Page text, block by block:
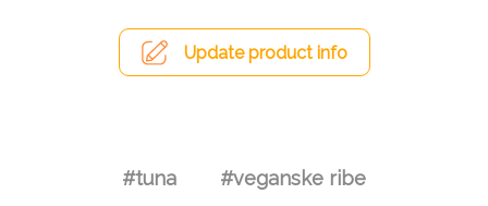
Update product info
#tuna #veganske ribe